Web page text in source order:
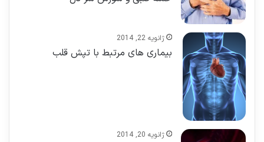
ژانویه 22, 2014
بیماری های مرتبط با تپش قلب
ژانویه 20, 2014